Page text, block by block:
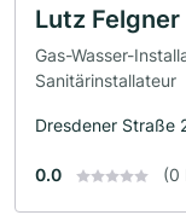
Lutz Felgner
Gas-Wasser-
Sanitärinstallateur
Dresdener Straße
0.0 (0